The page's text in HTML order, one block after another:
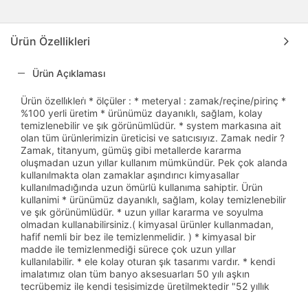
Ürün Özellikleri
Ürün Açıklaması
Ürün özelli̇kleri̇ * ölçüler : * meteryal : zamak/reçine/pirinç *
%100 yerli üretim * ürünümüz dayanıklı, sağlam, kolay
temizlenebilir ve şık görünümlüdür. * system markasına ait
olan tüm ürünlerimizin üreticisi ve satıcısıyız. Zamak nedir ?
Zamak, titanyum, gümüş gibi metallerde kararma
oluşmadan uzun yıllar kullanım mümkündür. Pek çok alanda
kullanılmakta olan zamaklar aşındırıcı kimyasallar
kullanılmadığında uzun ömürlü kullanıma sahiptir. Ürün
kullanimi * ürünümüz dayanıklı, sağlam, kolay temizlenebilir
ve şık görünümlüdür. * uzun yıllar kararma ve soyulma
olmadan kullanabilirsiniz.( kimyasal ürünler kullanmadan,
hafif nemli bir bez ile temizlenmelidir. ) * kimyasal bir
madde ile temizlenmediği sürece çok uzun yıllar
kullanılabilir. * ele kolay oturan şık tasarımı vardır. * kendi
imalatımız olan tüm banyo aksesuarları 50 yılı aşkın
tecrübemiz ile kendi tesisimizde üretilmektedir "52 yıllık